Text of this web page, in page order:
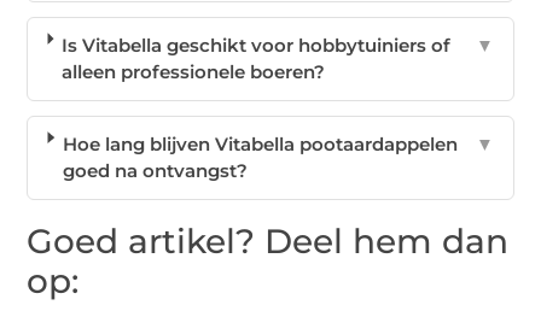
Is Vitabella geschikt voor hobbytuiniers of
alleen professionele boeren?
▼
Hoe lang blijven Vitabella pootaardappelen
goed na ontvangst?
▼
Goed artikel? Deel hem dan
op: